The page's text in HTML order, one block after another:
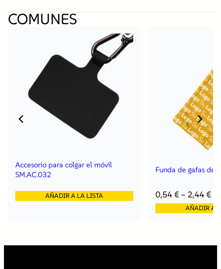
COMUNES
Accesorio para colgar el móvil
SM.AC.032
AÑADIR A LA LISTA
Funda de gafas de
0,54€ – 2,44€
AÑADIR A